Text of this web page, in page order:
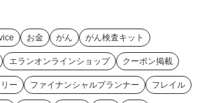
お金 がん がん検査キット
エランオンラインショップ クーポン掲載
ー ファイナンシャルプランナー フレイル